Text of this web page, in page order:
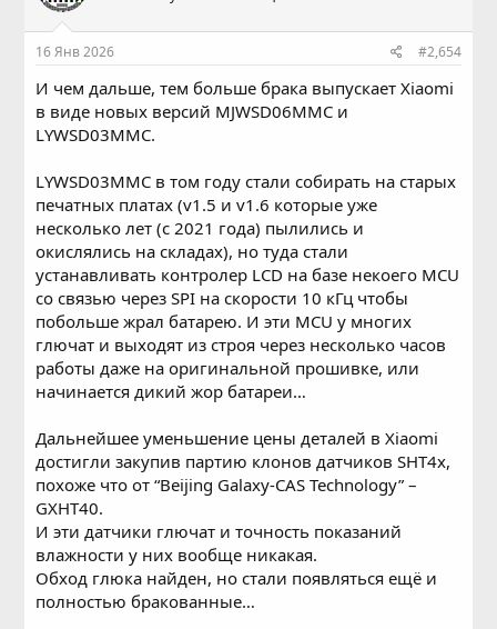
16 Янв 2026 #2,654
И чем дальше, тем больше брака выпускает Xiaomi
в виде новых версий MJWSD06MMC и
LYWSD03MMC.
LYWSD03MMC в том году стали собирать на старых
печатных платах (v1.5 и v1.6 которые уже
несколько лет (c 2021 года) пылились и
окислялись на складах), но туда стали
устанавливать контролер LCD на базе некоего MCU
со связью через SPI на скорости 10 кГц чтобы
побольше жрал батарею. И эти MCU у многих
глючат и выходят из строя через несколько часов
работы даже на оригинальной прошивке, или
начинается дикий жор батареи…
Дальнейшее уменьшение цены деталей в Xiaomi
достигли закупив партию клонов датчиков SHT4x,
похоже что от “Beijing Galaxy-CAS Technology” –
GXHT40.
И эти датчики глючат и точность показаний
влажности у них вообще никакая.
Обход глюка найден, но стали появляться ещё и
полностью бракованные…